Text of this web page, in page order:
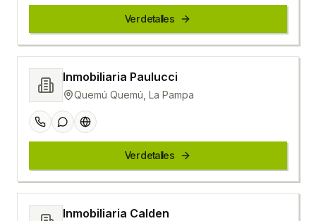
Ver detalles
Inmobiliaria Paulucci
Quemú Quemú, La Pampa
Ver detalles
Inmobiliaria Calden